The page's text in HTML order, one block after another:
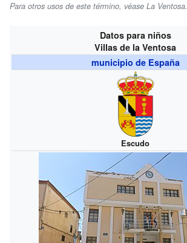
Para otros usos de este término, véase La Ventosa.
Datos para niños
Villas de la Ventosa
municipio de España
Escudo